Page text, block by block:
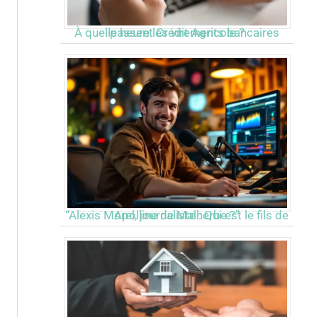
À quelle heure les virements bancaires passent Crédit Agricole ?
“Alexis Morel, journaliste : Qui est le fils de Apolline de Malherbe ?”